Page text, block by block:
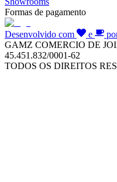
Formas de pagamento
Desenvolvido com e
GAMZ COMERCIO DE
45.451.832/0001-62
TODOS OS DIREITOS